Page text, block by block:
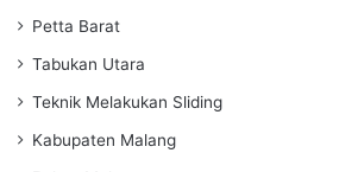
Petta Barat
Tabukan Utara
Teknik Melakukan Sliding
Kabupaten Malang